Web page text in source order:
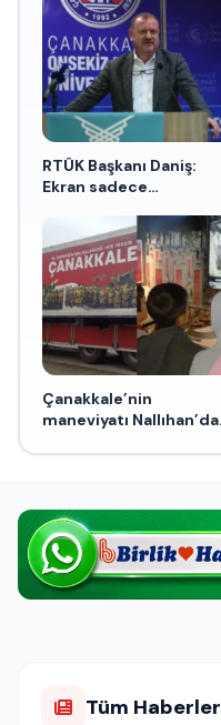
RTÜK Başkanı Daniş:
Ekran sadece
Çanakkale’nin
maneviyatı Nallıhan’da
Tüm Haberler